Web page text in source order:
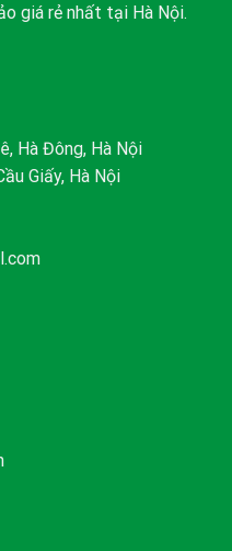
giá rẻ nhất tại Hà Nội.
Hà Đông, Hà Nội
Giấy, Hà Nội